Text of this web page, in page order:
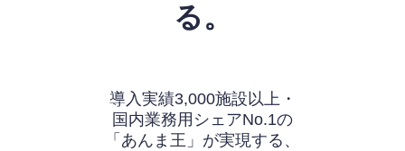
る。
導入実績3,000施設以上・
国内業務用シェアNo.1の
「あんま王」が実現する、